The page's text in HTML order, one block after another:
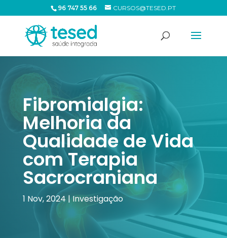
96 747 55 66 CURSOS@TESED.PT
Fibromialgia:
Melhoria da
Qualidade de Vida
com Terapia
Sacrocraniana
1 Nov, 2024| Investigação